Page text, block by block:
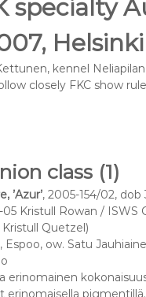
specialty
Helsinki
kennel Neliapilan
closely FKC show
class (1)
’Azur’, 2005-154/02, dob
05 Kristull Rowan / ISWS
Quetzel)
Espoo, ow. Satu
erinomainen
erinomaisella